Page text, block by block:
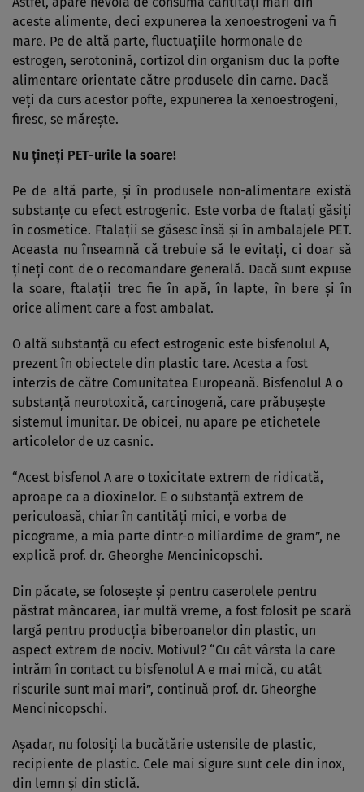
aceste alimente, deci expunerea la xenoestrogeni va fi
mare. Pe de altă parte, fluctuaţiile hormonale de
estrogen, serotonină, cortizol din organism duc la pofte
alimentare orientate către produsele din carne. Dacă
veţi da curs acestor pofte, expunerea la xenoestrogeni,
firesc, se măreşte.
Nu ţineţi PET-urile la soare!
Pe de altă parte, şi în produsele non-alimentare există
substanţe cu efect estrogenic. Este vorba de ftalaţi găsiţi
în cosmetice. Ftalaţii se găsesc însă şi în ambalajele PET.
Aceasta nu înseamnă că trebuie să le evitaţi, ci doar să
ţineţi cont de o recomandare generală. Dacă sunt expuse
la soare, ftalaţii trec fie în apă, în lapte, în bere şi în
orice aliment care a fost ambalat.
O altă substanţă cu efect estrogenic este bisfenolul A,
prezent în obiectele din plastic tare. Acesta a fost
interzis de către Comunitatea Europeană. Bisfenolul A o
substanţă neurotoxică, carcinogenă, care prăbuşeşte
sistemul imunitar. De obicei, nu apare pe etichetele
articolelor de uz casnic.
“Acest bisfenol A are o toxicitate extrem de ridicată,
aproape ca a dioxinelor. E o substanţă extrem de
periculoasă, chiar în cantităţi mici, e vorba de
picograme, a mia parte dintr-o miliardime de gram”, ne
explică prof. dr. Gheorghe Mencinicopschi.
Din păcate, se foloseşte şi pentru caserolele pentru
păstrat mâncarea, iar multă vreme, a fost folosit pe scară
largă pentru producţia biberoanelor din plastic, un
aspect extrem de nociv. Motivul? “Cu cât vârsta la care
intrăm în contact cu bisfenolul A e mai mică, cu atât
riscurile sunt mai mari”, continuă prof. dr. Gheorghe
Mencinicopschi.
Aşadar, nu folosiţi la bucătărie ustensile de plastic,
recipiente de plastic. Cele mai sigure sunt cele din inox,
din lemn şi din sticlă.